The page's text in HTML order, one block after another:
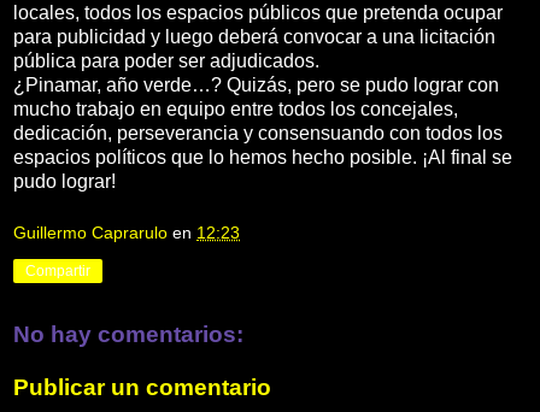
locales, todos los espacios públicos que pretenda ocupar
para publicidad y luego deberá convocar a una licitación
pública para poder ser adjudicados.
¿Pinamar, año verde…? Quizás, pero se pudo lograr con
mucho trabajo en equipo entre todos los concejales,
dedicación, perseverancia y consensuando con todos los
espacios políticos que lo hemos hecho posible. ¡Al final se
pudo lograr!
Guillermo Caprarulo en 12:23
Compartir
No hay comentarios:
Publicar un comentario